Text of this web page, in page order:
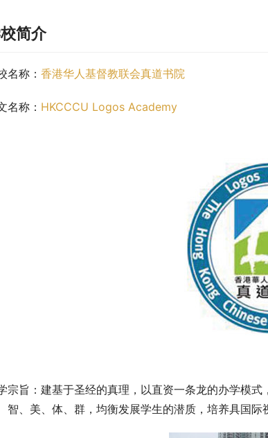
简介
名称： 香港华人基督教联会真道书院
名称： HKCCCU Logos Academy
宗旨：建基于圣经的真理，以直资一条龙的办学模式
智、美、体、群，均衡发展学生的潜质，培养具国际